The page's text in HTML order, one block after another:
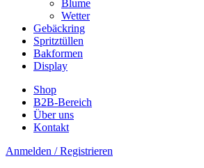
Blume
Wetter
Gebäckring
Spritztüllen
Bakformen
Display
Shop
B2B-Bereich
Über uns
Kontakt
Anmelden / Registrieren